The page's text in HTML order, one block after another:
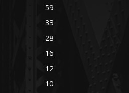
59
33
28
16
12
10